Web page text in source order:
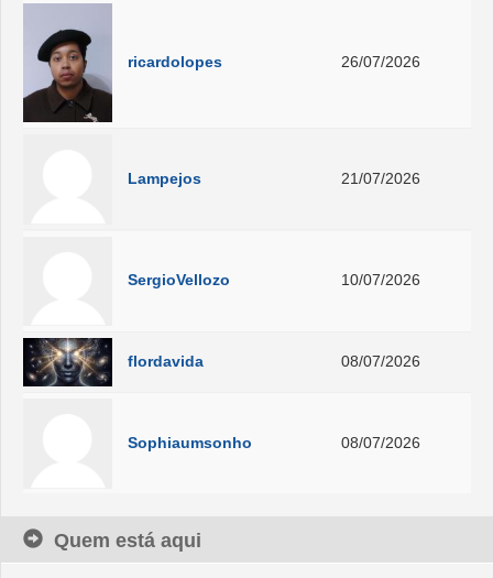
ricardolopes 26/07/2026
Lampejos 21/07/2026
SergioVellozo 10/07/2026
flordavida 08/07/2026
Sophiaumsonho 08/07/2026
Quem está aqui